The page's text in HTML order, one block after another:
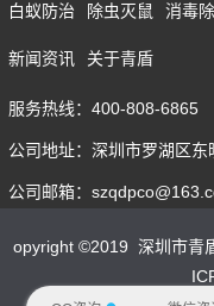
白蚁防治 除虫灭鼠 消毒
新闻资讯 关于青盾
服务热线：400-808-6865
公司地址：深圳市罗湖区
公司邮箱：
opyright ©2019 深圳市青